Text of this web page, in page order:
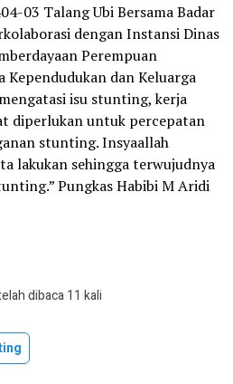
03 Talang Ubi Bersama Badar
dengan Instansi Dinas
Perempuan
dan Keluarga
isu stunting, kerja
diperlukan untuk percepatan
stunting. Insyaallah
lakukan sehingga terwujudnya
Pungkas Habibi M Aridi
dibaca 11 kali